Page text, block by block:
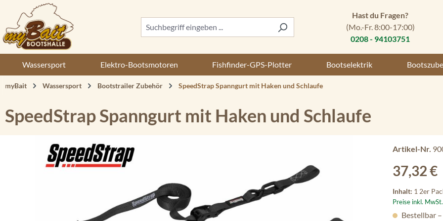
Hauptinhalt springen
Zur Suche springen
Zur Hauptnavigation springen
Hast du Fragen?
(Mo.-Fr. 8:00-17:00)
0208 - 94103751
Wassersport Elektro-Bootsmotoren Fishfinder-GPS-Plotter Bootselektrik
myBait Wassersport Bootstrailer Zubehör SpeedStrap Spanngurt mit Haken und Schlaufe
SpeedStrap Spanngurt mit Haken und Schlaufe
Artikel-Nr.
Regulärer Preis:
37,32 €
Inhalt: 1 2er
Preise inkl.
Bestellbar